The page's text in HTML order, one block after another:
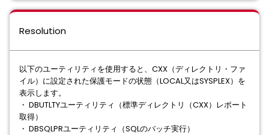
Resolution
以下のユーティリティを使用すると、CXX（ディレクトリ・ファ
イル）に設定された保護モードの状態（LOCAL又はSYSPLEX）を
表示します。
・ DBUTLTYユーティリティ（標準ディレクトリ（CXX）レポート
取得）
・ DBSQLPRユーティリティ（SQLのバッチ実行）